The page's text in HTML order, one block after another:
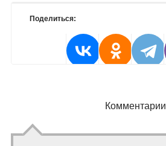
Поделиться:
Комментарии